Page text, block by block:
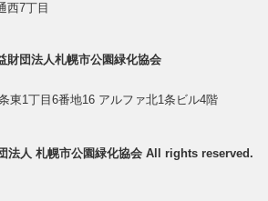
西7丁目
財団法人札幌市公園緑化協会
東1丁目6番地16 アルファ北1条ビル4階
法人 札幌市公園緑化協会 All rights reserved.